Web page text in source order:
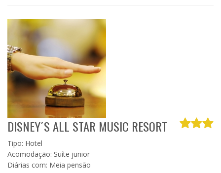
DISNEY´S ALL STAR MUSIC RESORT
Tipo: Hotel
Acomodação: Suíte junior
Diárias com: Meia pensão